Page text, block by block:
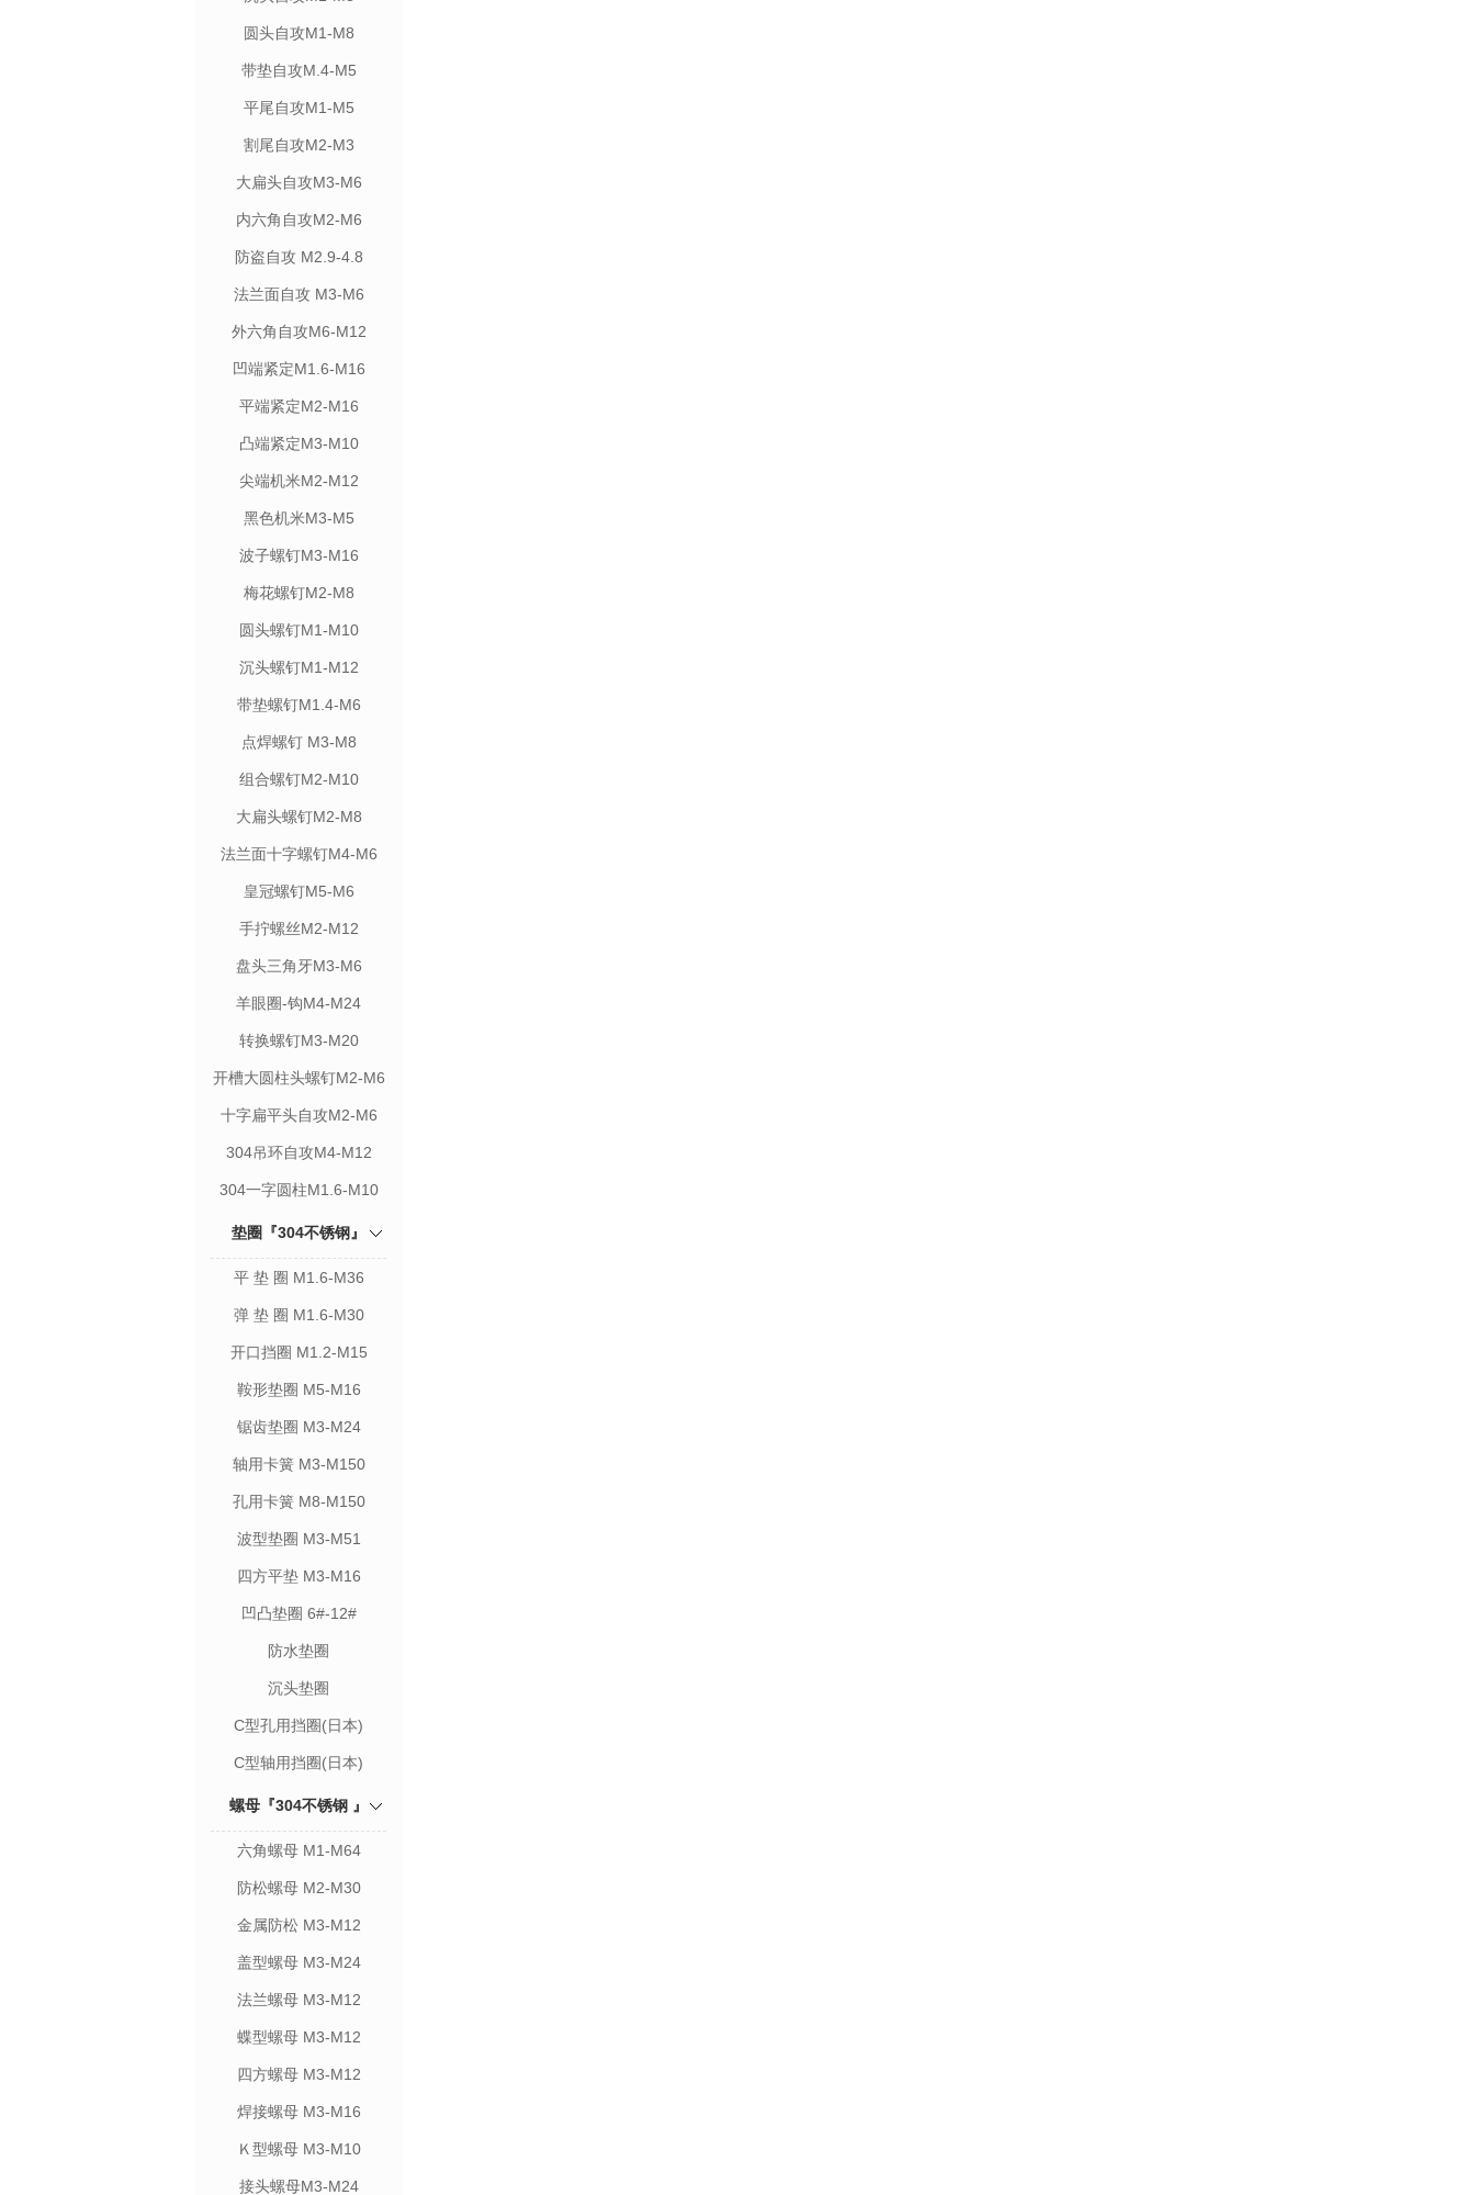
圆头自攻M1-M8
带垫自攻M.4-M5
平尾自攻M1-M5
割尾自攻M2-M3
大扁头自攻M3-M6
内六角自攻M2-M6
防盗自攻 M2.9-4.8
法兰面自攻 M3-M6
外六角自攻M6-M12
凹端紧定M1.6-M16
平端紧定M2-M16
凸端紧定M3-M10
尖端机米M2-M12
黑色机米M3-M5
波子螺钉M3-M16
梅花螺钉M2-M8
圆头螺钉M1-M10
沉头螺钉M1-M12
带垫螺钉M1.4-M6
点焊螺钉 M3-M8
组合螺钉M2-M10
大扁头螺钉M2-M8
法兰面十字螺钉M4-M6
皇冠螺钉M5-M6
手拧螺丝M2-M12
盘头三角牙M3-M6
羊眼圈-钩M4-M24
转换螺钉M3-M20
开槽大圆柱头螺钉M2-M6
十字扁平头自攻M2-M6
304吊环自攻M4-M12
304一字圆柱M1.6-M10
垫圈『304不锈钢』
平 垫 圈 M1.6-M36
弹 垫 圈 M1.6-M30
开口挡圈 M1.2-M15
鞍形垫圈 M5-M16
锯齿垫圈 M3-M24
轴用卡簧 M3-M150
孔用卡簧 M8-M150
波型垫圈 M3-M51
四方平垫 M3-M16
凹凸垫圈 6#-12#
防水垫圈
沉头垫圈
C型孔用挡圈(日本)
C型轴用挡圈(日本)
螺母『304不锈钢 』
六角螺母 M1-M64
防松螺母 M2-M30
金属防松 M3-M12
盖型螺母 M3-M24
法兰螺母 M3-M12
蝶型螺母 M3-M12
四方螺母 M3-M12
焊接螺母 M3-M16
Ｋ型螺母 M3-M10
接头螺母M3-M24